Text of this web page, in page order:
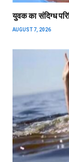
युवक का संदिग्ध
AUGUST 7, 2026